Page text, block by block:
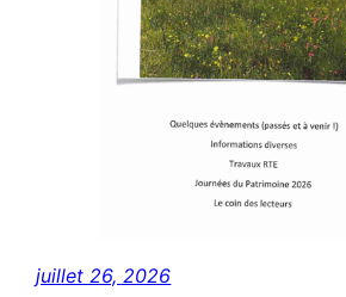
juillet 26, 2026